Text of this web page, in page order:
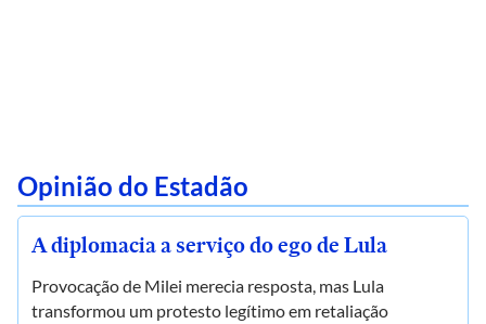
Opinião do Estadão
A diplomacia a serviço do ego de Lula
Provocação de Milei merecia resposta, mas Lula
transformou um protesto legítimo em retaliação